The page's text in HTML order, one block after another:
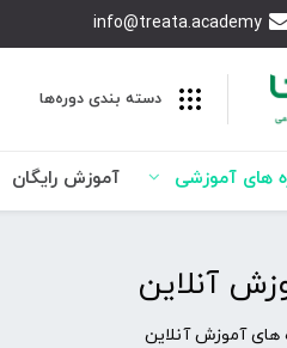
info@treata.academy
دسته بندی‌ دوره‌ها
های آموزشی آموزش رایگان
آنلاین
های آموزش آنلاین